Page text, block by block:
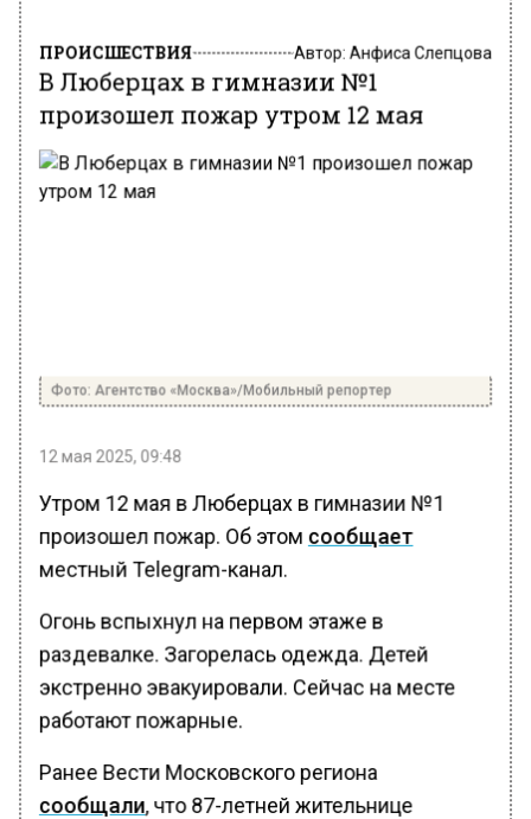
ПРОИСШЕСТВИЯ Автор: Анфиса Слепцова
В Люберцах в гимназии №1
произошел пожар утром 12 мая
Фото: Агентство «Москва»/Мобильный репортер
12 мая 2025, 09:48
Утром 12 мая в Люберцах в гимназии №1
произошел пожар. Об этом сообщает
местный Telegram-канал.
Огонь вспыхнул на первом этаже в
раздевалке. Загорелась одежда. Детей
экстренно эвакуировали. Сейчас на месте
работают пожарные.
Ранее Вести Московского региона
сообщали, что 87-летней жительнице